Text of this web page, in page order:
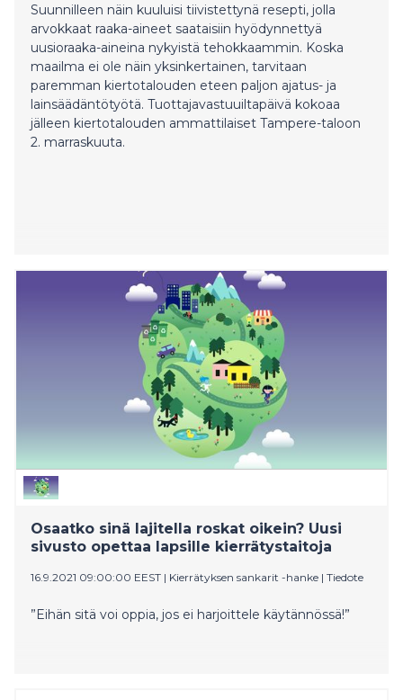
Suunnilleen näin kuuluisi tiivistettynä resepti, jolla
arvokkaat raaka-aineet saataisiin hyödynnettyä
uusioraaka-aineina nykyistä tehokkaammin. Koska
maailma ei ole näin yksinkertainen, tarvitaan
paremman kiertotalouden eteen paljon ajatus- ja
lainsäädäntötyötä. Tuottajavastuuiltapäivä kokoaa
jälleen kiertotalouden ammattilaiset Tampere-taloon
2. marraskuuta.
Osaatko sinä lajitella roskat oikein? Uusi
sivusto opettaa lapsille kierrätystaitoja
16.9.2021 09:00:00 EEST | Kierrätyksen sankarit -hanke | Tiedote
”Eihän sitä voi oppia, jos ei harjoittele käytännössä!”